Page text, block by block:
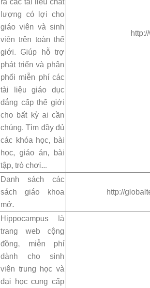
ra các tài liệu chất
lượng có lợi cho
giáo viên và sinh
viên trên toàn thế
giới. Giúp hỗ trợ
phát triển và phân
phối miễn phí các
tài liệu giáo dục
đẳng cấp thế giới
cho bất kỳ ai cần
chúng. Tìm đầy đủ
các khóa học, bài
học, giáo án, bài
tập, trò chơi...
Danh sách các
sách giáo khoa
mở.
http://
Hippocampus là
trang web cộng
đồng, miễn phí
dành cho sinh
viên trung học và
đại học cung cấp